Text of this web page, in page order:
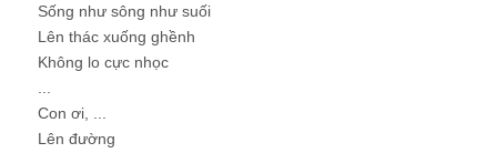
Sống như sông như suối
Lên thác xuống ghềnh
Không lo cực nhọc
Con ơi, ...
Lên đường